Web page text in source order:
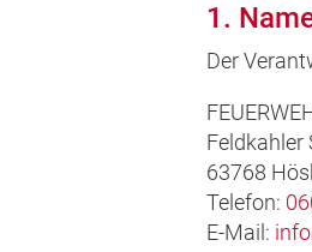
1.
Der
Feldkahler
63768
Telefon:
E-Mail: